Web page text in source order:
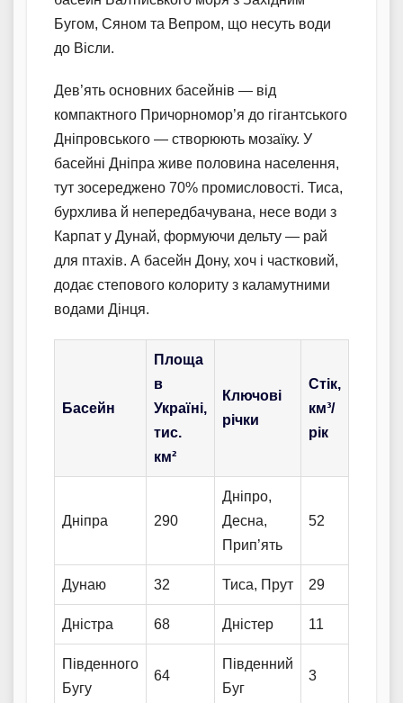
Бугом, Сяном та Вепром, що несуть води
до Вісли.
Дев’ять основних басейнів — від
компактного Причорномор’я до гігантського
Дніпровського — створюють мозаїку. У
басейні Дніпра живе половина населення,
тут зосереджено 70% промисловості. Тиса,
бурхлива й непередбачувана, несе води з
Карпат у Дунай, формуючи дельту — рай
для птахів. А басейн Дону, хоч і частковий,
додає степового колориту з каламутними
водами Дінця.
Басейн
Площа
в
Україні,
тис.
км²
Ключові
річки
Стік,
км³/
рік
Дніпра 290
Дніпро,
Десна,
Прип’ять
52
Дунаю 32 Тиса, Прут 29
Дністра 68 Дністер 11
Південного
Бугу
64
Південний
Буг
3